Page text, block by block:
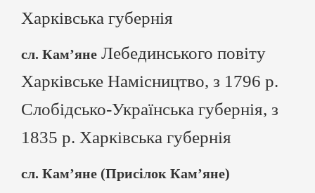
Харківська губернія
сл. Кам’яне Лебединського повіту
Харківське Намісництво, з 1796 р.
Слобідсько-Українська губернія, з
1835 р. Харківська губернія
сл. Кам’яне (Присілок Кам’яне)